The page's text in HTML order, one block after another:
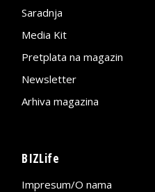
Saradnja
Media Kit
Pretplata na magazin
Newsletter
Arhiva magazina
BIZLife
Impresum/O nama